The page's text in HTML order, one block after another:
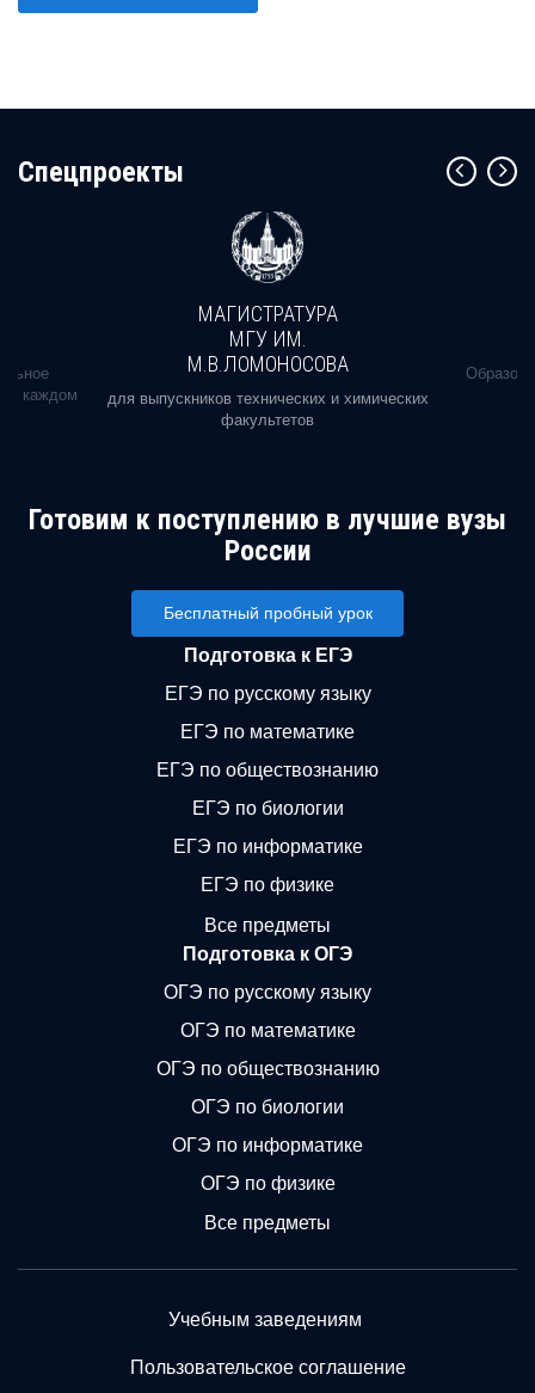
Cпецпроекты
в каждом
МАГИСТРАТУРА
МГУ ИМ.
М.В.ЛОМОНОСОВА
для выпускников технических и химических
факультетов
Готовим к поступлению в лучшие вузы
России
Бесплатный пробный урок
Подготовка к ЕГЭ
ЕГЭ по русскому языку
ЕГЭ по математике
ЕГЭ по обществознанию
ЕГЭ по биологии
ЕГЭ по информатике
ЕГЭ по физике
Все предметы
Подготовка к ОГЭ
ОГЭ по русскому языку
ОГЭ по математике
ОГЭ по обществознанию
ОГЭ по биологии
ОГЭ по информатике
ОГЭ по физике
Все предметы
Учебным заведениям
Пользовательское соглашение